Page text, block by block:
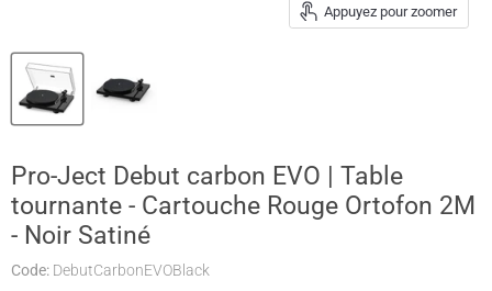
Appuyez pour zoomer
Pro-Ject Debut carbon EVO | Table
tournante - Cartouche Rouge Ortofon 2M
- Noir Satiné
Code: DebutCarbonEVOBlack